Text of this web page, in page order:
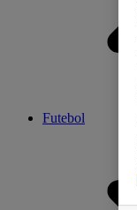
Futebol